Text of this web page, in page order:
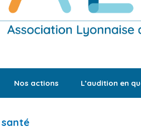
Nos actions L’audition en